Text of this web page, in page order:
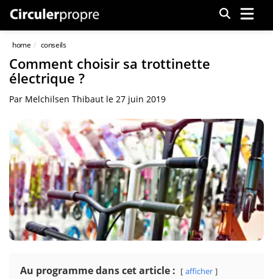
Menu
home conseils
Comment choisir sa trottinette
électrique ?
Par Melchilsen Thibaut le 27 juin 2019
Au programme dans cet article : afficher